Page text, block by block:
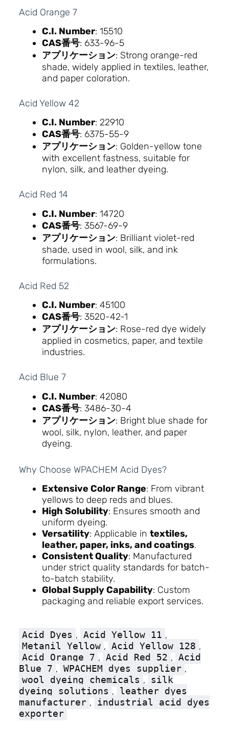
Acid Orange 7
C.I. Number: 15510
CAS番号: 633-96-5
アプリケーション: Strong orange-red
shade, widely applied in textiles, leather,
and paper coloration.
Acid Yellow 42
C.I. Number: 22910
CAS番号: 6375-55-9
アプリケーション: Golden-yellow tone
with excellent fastness, suitable for
nylon, silk, and leather dyeing.
Acid Red 14
C.I. Number: 14720
CAS番号: 3567-69-9
アプリケーション: Brilliant violet-red
shade, used in wool, silk, and ink
formulations.
Acid Red 52
C.I. Number: 45100
CAS番号: 3520-42-1
アプリケーション: Rose-red dye widely
applied in cosmetics, paper, and textile
industries.
Acid Blue 7
C.I. Number: 42080
CAS番号: 3486-30-4
アプリケーション: Bright blue shade for
wool, silk, nylon, leather, and paper
dyeing.
Why Choose WPACHEM Acid Dyes?
Extensive Color Range: From vibrant
yellows to deep reds and blues.
High Solubility: Ensures smooth and
uniform dyeing.
Versatility: Applicable in textiles,
leather, paper, inks, and coatings.
Consistent Quality: Manufactured
under strict quality standards for batch-
to-batch stability.
Global Supply Capability: Custom
packaging and reliable export services.
Acid Dyes , Acid Yellow 11 ,
Metanil Yellow , Acid Yellow 128 ,
Acid Orange 7 , Acid Red 52 , Acid
Blue 7 , WPACHEM dyes supplier ,
wool dyeing chemicals ,
silk
dyeing solutions ,
leather dyes
manufacturer ,
industrial acid dyes
exporter